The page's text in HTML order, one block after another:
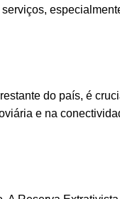
do país, é
e na